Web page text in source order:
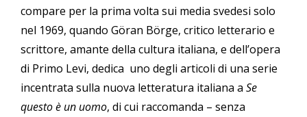
compare per la prima volta sui media svedesi solo
nel 1969, quando Göran Börge, critico letterario e
scrittore, amante della cultura italiana, e dell’opera
di Primo Levi, dedica uno degli articoli di una serie
incentrata sulla nuova letteratura italiana a Se
questo è un uomo, di cui raccomanda – senza